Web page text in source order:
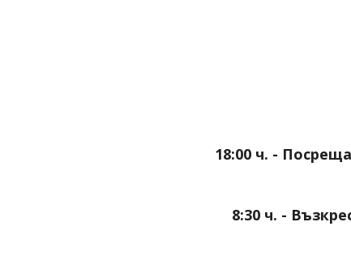
18:00 ч. -
8:30 ч. -